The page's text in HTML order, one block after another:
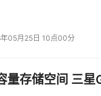
精灵IoT企业定制课程
家指导，围绕天猫精
过天猫精灵IoT开放
术支持，开发平台
员进行实战训练，
05月25日 10点00分
量存储空间 三